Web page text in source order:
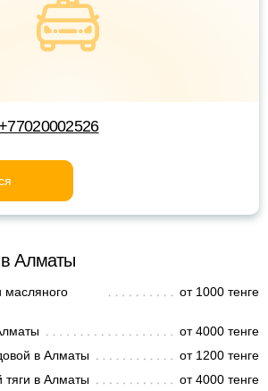
Алматы
от 1000 тенге
от 4000 тенге
в Алматы
от 1200 тенге
в Алматы
от 4000 тенге